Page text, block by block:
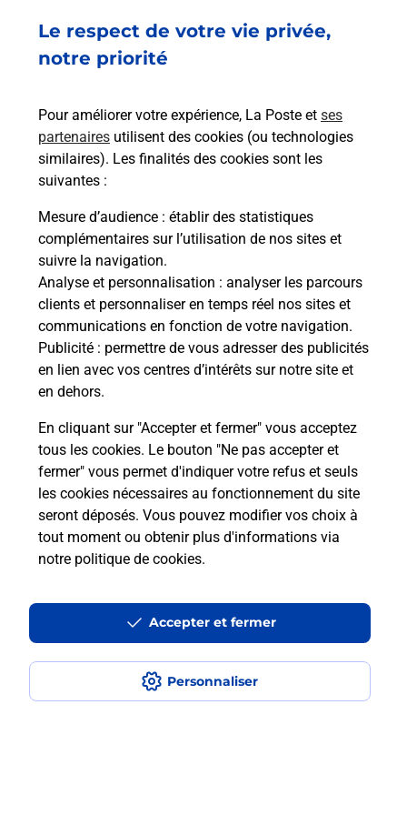
Le respect de votre vie privée,
notre priorité
Pour améliorer votre expérience, La Poste et ses
partenaires utilisent des cookies (ou technologies
similaires). Les finalités des cookies sont les
suivantes :
Mesure d’audience : établir des statistiques
complémentaires sur l’utilisation de nos sites et
suivre la navigation.
Analyse et personnalisation : analyser les parcours
clients et personnaliser en temps réel nos sites et
communications en fonction de votre navigation.
Publicité : permettre de vous adresser des publicités
en lien avec vos centres d’intérêts sur notre site et
en dehors.
En cliquant sur "Accepter et fermer" vous acceptez
tous les cookies. Le bouton "Ne pas accepter et
fermer" vous permet d'indiquer votre refus et seuls
les cookies nécessaires au fonctionnement du site
seront déposés. Vous pouvez modifier vos choix à
tout moment ou obtenir plus d'informations via
notre politique de cookies.
Personnaliser
Accepter et fermer
Acheter un iPhone neuf ou reconditionné
Vous recherchez un smartphone pas cher proche
de chez vous ? Découvrez notre offre de
téléphones iPhone Apple dans vos bureaux de
Poste à ILE AUX MOINES (56780) !
En savoir plus
Questions fréquemment posées
Comment retourner un colis acheté
en ligne depuis votre boîte aux lettres
Comment envoyer un colis ou faire un
retour chez un e-commerçant sans se
déplacer ?
Envoyer un petit colis au meilleur